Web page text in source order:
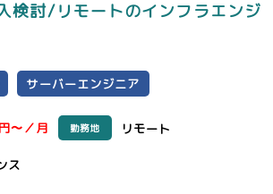
検討/リモートのインフラエンジ
サーバーエンジニア
〜／月 勤務地 リモート
ス